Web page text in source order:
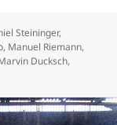
Steininger,
, Manuel Riemann,
Ducksch,